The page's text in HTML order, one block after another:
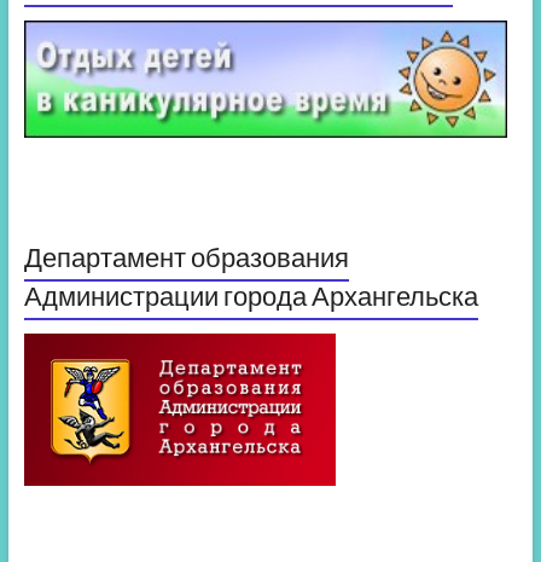
Департамент образования
Администрации города Архангельска